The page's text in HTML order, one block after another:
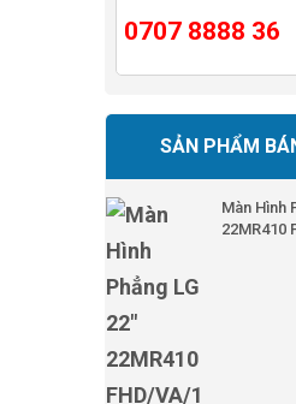
0707 8888 36
SẢN PHẨM
Màn Hình
22MR410